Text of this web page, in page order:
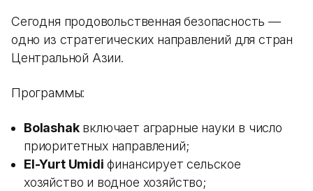
Сегодня продовольственная безопасность —
одно из стратегических направлений для стран
Центральной Азии.
Программы:
Bolashakвключает аграрные науки в число
приоритетных направлений;
El-Yurt Umidi финансирует сельское
хозяйство и водное хозяйство;